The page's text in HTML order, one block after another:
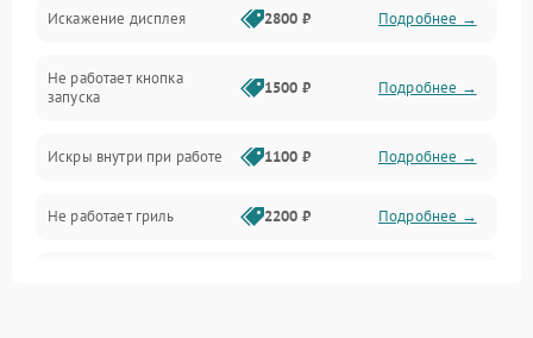
Питание и запуск
Нагрев и приготовление
Программное обеспечение
Искажение дисплея 2800 ₽ Подробнее →
Не работает кнопка
запуска
1500 ₽ Подробнее →
Искры внутри при работе 1100 ₽ Подробнее →
Не работает гриль 2200 ₽ Подробнее →